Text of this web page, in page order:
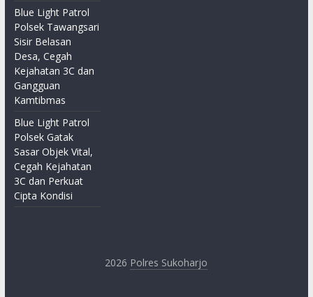
Blue Light Patrol
Polsek Tawangsari
Sisir Belasan
Desa, Cegah
Kejahatan 3C dan
Gangguan
Kamtibmas
Blue Light Patrol
Polsek Gatak
Sasar Objek Vital,
Cegah Kejahatan
3C dan Perkuat
Cipta Kondisi
2026 Polres Sukoharjo